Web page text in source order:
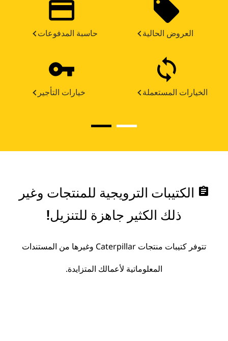
حاسبة المدفوعات العروض الحالية
خيارات التأجير الخيارات المستعملة
assignment الكتيبات الترويجية للمنتجات وغير
ذلك الكثير جاهزة للتنزيل!
تتوفر كتيبات منتجات Caterpillar وغيرها من المستندات
المعلوماتية لأعمالك المتزايدة.